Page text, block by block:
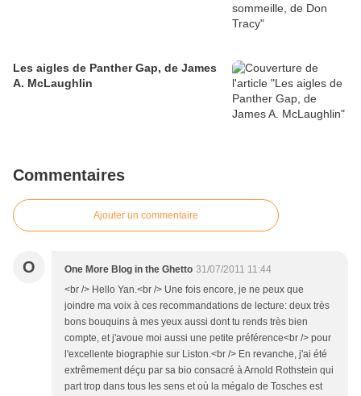
Les aigles de Panther Gap, de James
A. McLaughlin
Commentaires
Ajouter un commentaire
O One More Blog in the Ghetto 31/07/2011 11:44
<br /> Hello Yan.<br /> Une fois encore, je ne peux que
joindre ma voix à ces recommandations de lecture: deux très
bons bouquins à mes yeux aussi dont tu rends très bien
compte, et j'avoue moi aussi une petite préférence<br /> pour
l'excellente biographie sur Liston.<br /> En revanche, j'ai été
extrêmement déçu par sa bio consacré à Arnold Rothstein qui
part trop dans tous les sens et où la mégalo de Tosches est